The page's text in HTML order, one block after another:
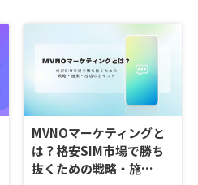
MVNOマーケティングと
は？格安SIM市場で勝ち
抜くための戦略・施…